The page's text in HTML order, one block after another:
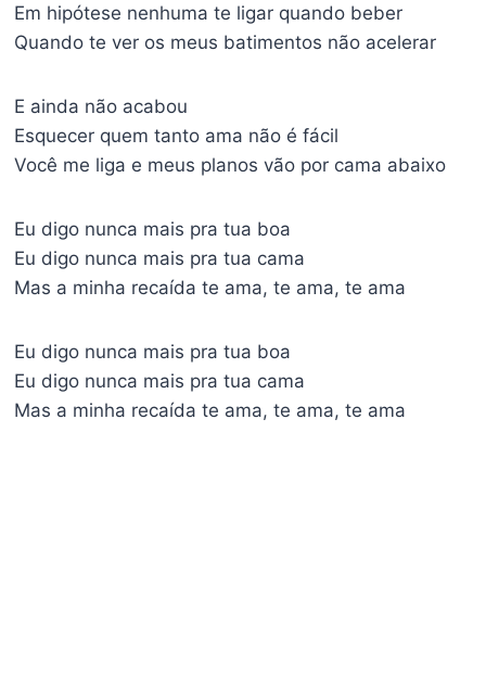
Em hipótese nenhuma te ligar quando beber
Quando te ver os meus batimentos não acelerar
E ainda não acabou
Esquecer quem tanto ama não é fácil
Você me liga e meus planos vão por cama abaixo
Eu digo nunca mais pra tua boa
Eu digo nunca mais pra tua cama
Mas a minha recaída te ama, te ama, te ama
Eu digo nunca mais pra tua boa
Eu digo nunca mais pra tua cama
Mas a minha recaída te ama, te ama, te ama